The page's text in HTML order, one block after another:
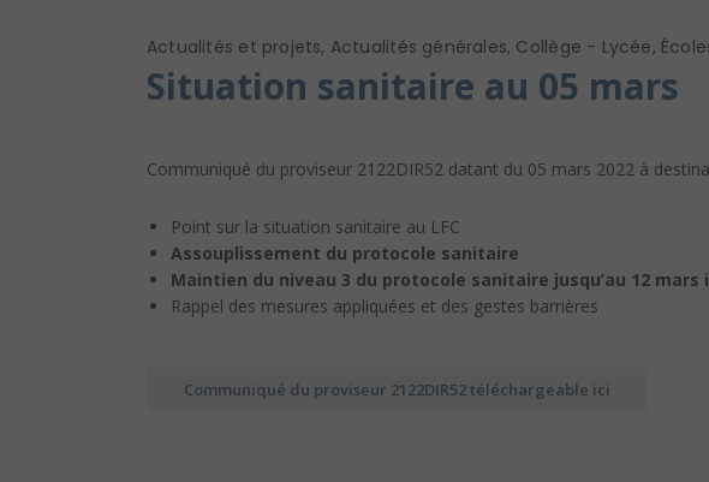
Actualités et projets, Actualités générales, Collège - Lycée,
Situation sanitaire au 05 mars
Communiqué du proviseur 2122DIR52 datant du 05 mars 2022 à
Point sur la situation sanitaire au LFC
Assouplissement du protocole sanitaire
Maintien du niveau 3 du protocole sanitaire jusqu’au 12 mars
Rappel des mesures appliquées et des gestes barrières
Communiqué du proviseur 2122DIR52 téléchargeable ici